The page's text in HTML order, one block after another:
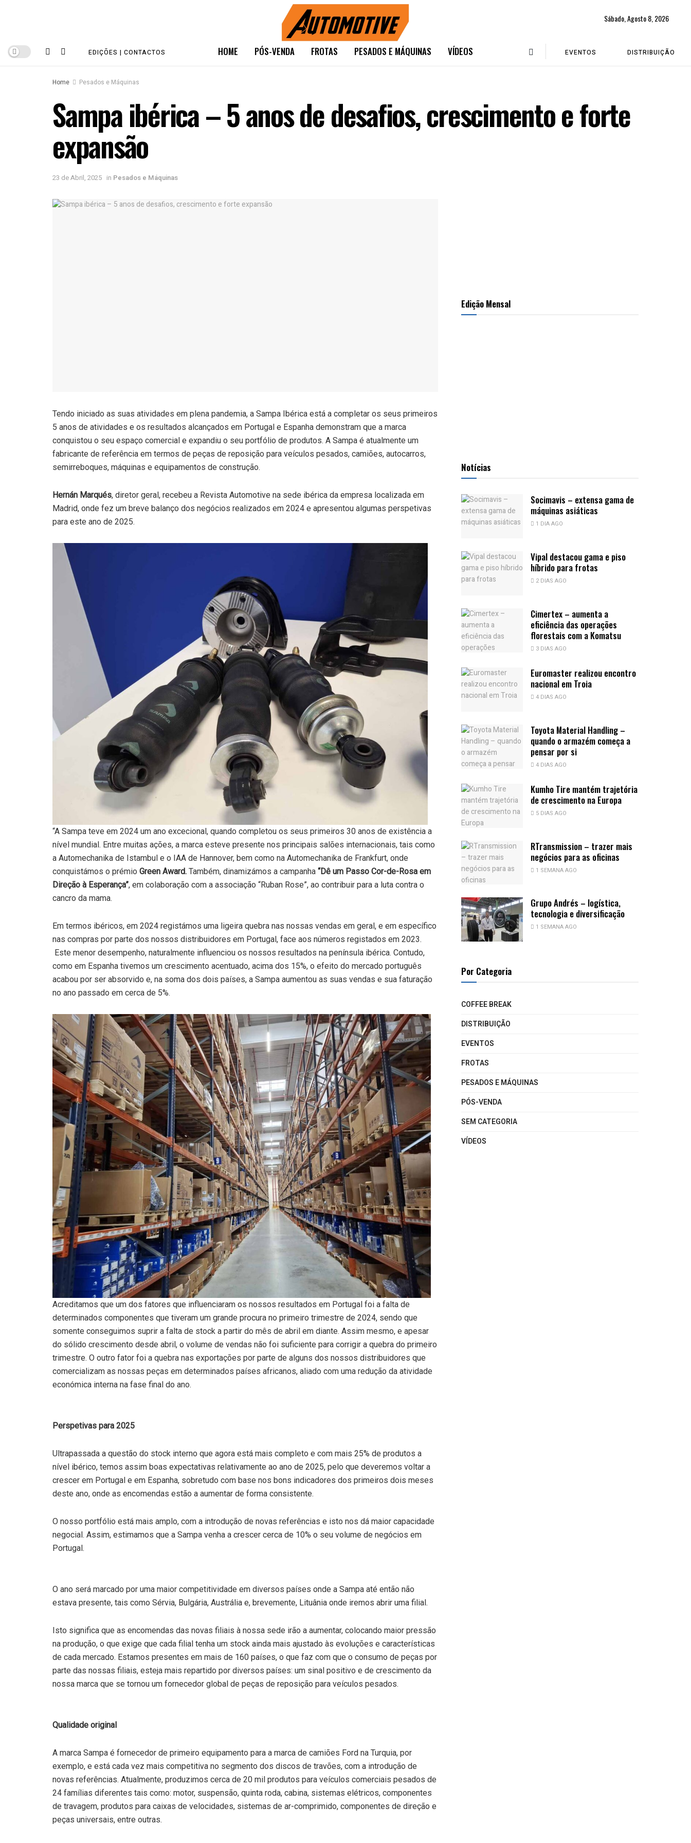
Sábado, Agosto 8, 2026
EDIÇÕES | CONTACTOS HOME PÓS-VENDA FROTAS PESADOS E MÁQUINAS VÍDEOS EVENTOS DISTRIBUIÇÃO
Home Pesados e Máquinas
Sampa ibérica – 5 anos de desafios, crescimento e forte
expansão
23 de Abril, 2025 in Pesados e Máquinas
Tendo iniciado as suas atividades em plena pandemia, a Sampa Ibérica está a completar os seus primeiros
5 anos de atividades e os resultados alcançados em Portugal e Espanha demonstram que a marca
conquistou o seu espaço comercial e expandiu o seu portfólio de produtos. A Sampa é atualmente um
fabricante de referência em termos de peças de reposição para veículos pesados, camiões, autocarros,
semirreboques, máquinas e equipamentos de construção.
Hernán Marqués, diretor geral, recebeu a Revista Automotive na sede ibérica da empresa localizada em
Madrid, onde fez um breve balanço dos negócios realizados em 2024 e apresentou algumas perspetivas
para este ano de 2025.
“A Sampa teve em 2024 um ano excecional, quando completou os seus primeiros 30 anos de existência a
nível mundial. Entre muitas ações, a marca esteve presente nos principais salões internacionais, tais como
a Automechanika de Istambul e o IAA de Hannover, bem como na Automechanika de Frankfurt, onde
conquistámos o prémio Green Award. Também, dinamizámos a campanha “Dê um Passo Cor-de-Rosa em
Direção à Esperança”, em colaboração com a associação “Ruban Rose”, ao contribuir para a luta contra o
cancro da mama.
Em termos ibéricos, em 2024 registámos uma ligeira quebra nas nossas vendas em geral, e em específico
nas compras por parte dos nossos distribuidores em Portugal, face aos números registados em 2023.
Este menor desempenho, naturalmente influenciou os nossos resultados na península ibérica. Contudo,
como em Espanha tivemos um crescimento acentuado, acima dos 15%, o efeito do mercado português
acabou por ser absorvido e, na soma dos dois países, a Sampa aumentou as suas vendas e sua faturação
no ano passado em cerca de 5%.
Acreditamos que um dos fatores que influenciaram os nossos resultados em Portugal foi a falta de
determinados componentes que tiveram um grande procura no primeiro trimestre de 2024, sendo que
somente conseguimos suprir a falta de stock a partir do mês de abril em diante. Assim mesmo, e apesar
do sólido crescimento desde abril, o volume de vendas não foi suficiente para corrigir a quebra do primeiro
trimestre. O outro fator foi a quebra nas exportações por parte de alguns dos nossos distribuidores que
comercializam as nossas peças em determinados países africanos, aliado com uma redução da atividade
económica interna na fase final do ano.
Perspetivas para 2025
Ultrapassada a questão do stock interno que agora está mais completo e com mais 25% de produtos a
nível ibérico, temos assim boas expectativas relativamente ao ano de 2025, pelo que deveremos voltar a
crescer em Portugal e em Espanha, sobretudo com base nos bons indicadores dos primeiros dois meses
deste ano, onde as encomendas estão a aumentar de forma consistente.
O nosso portfólio está mais amplo, com a introdução de novas referências e isto nos dá maior capacidade
negocial. Assim, estimamos que a Sampa venha a crescer cerca de 10% o seu volume de negócios em
Portugal.
O ano será marcado por uma maior competitividade em diversos países onde a Sampa até então não
estava presente, tais como Sérvia, Bulgária, Austrália e, brevemente, Lituânia onde iremos abrir uma filial.
Isto significa que as encomendas das novas filiais à nossa sede irão a aumentar, colocando maior pressão
na produção, o que exige que cada filial tenha um stock ainda mais ajustado às evoluções e características
de cada mercado. Estamos presentes em mais de 160 países, o que faz com que o consumo de peças por
parte das nossas filiais, esteja mais repartido por diversos países: um sinal positivo e de crescimento da
nossa marca que se tornou um fornecedor global de peças de reposição para veículos pesados.
Qualidade original
A marca Sampa é fornecedor de primeiro equipamento para a marca de camiões Ford na Turquia, por
exemplo, e está cada vez mais competitiva no segmento dos discos de travões, com a introdução de
novas referências. Atualmente, produzimos cerca de 20 mil produtos para veículos comerciais pesados de
24 famílias diferentes tais como: motor, suspensão, quinta roda, cabina, sistemas elétricos, componentes
de travagem, produtos para caixas de velocidades, sistemas de ar-comprimido, componentes de direção e
peças universais, entre outras.
Edição Mensal
Notícias
Socimavis – extensa gama de
máquinas asiáticas
1 DIA AGO
Vipal destacou gama e piso
híbrido para frotas
2 DIAS AGO
Cimertex – aumenta a
eficiência das operações
florestais com a Komatsu
3 DIAS AGO
Euromaster realizou encontro
nacional em Troia
4 DIAS AGO
Toyota Material Handling –
quando o armazém começa a
pensar por si
4 DIAS AGO
Kumho Tire mantém trajetória
de crescimento na Europa
5 DIAS AGO
RTransmission – trazer mais
negócios para as oficinas
1 SEMANA AGO
Grupo Andrés – logística,
tecnologia e diversificação
1 SEMANA AGO
Por Categoria
COFFEE BREAK
DISTRIBUIÇÃO
EVENTOS
FROTAS
PESADOS E MÁQUINAS
PÓS-VENDA
SEM CATEGORIA
VÍDEOS